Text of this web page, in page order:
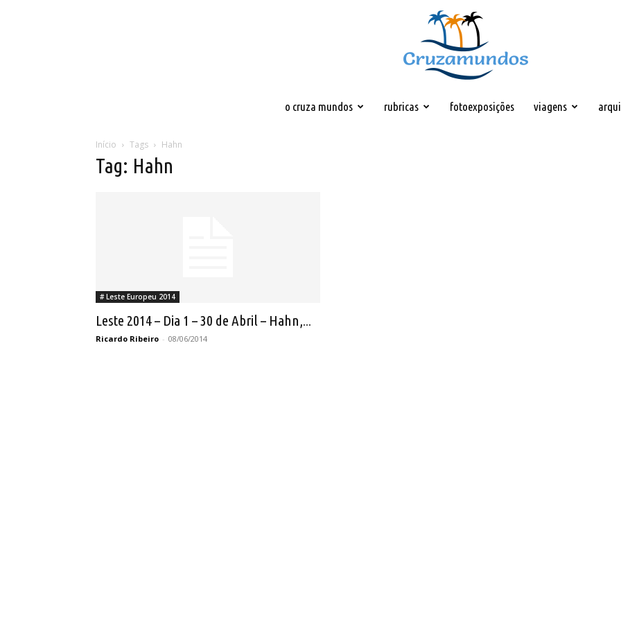
o cruza mundos rubricas fotoexposições viagens
Início Tags Hahn
Tag: Hahn
# Leste Europeu 2014
Leste 2014 – Dia 1 – 30 de Abril – Hahn,...
Ricardo Ribeiro - 08/06/2014